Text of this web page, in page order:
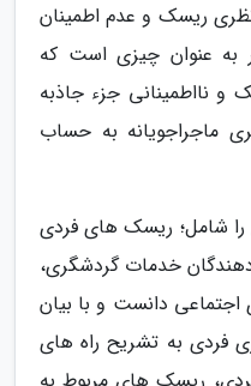
نظری ریسک و عدم اطمینان
به عنوان چیزی است که
و نااطمینانی جزء جاذبه
ماجراجویانه به حساب
شامل؛ ریسک های فردی
دهندگان خدمات گردشگری،
دانست و با بیان
فردی به تشریح راه های